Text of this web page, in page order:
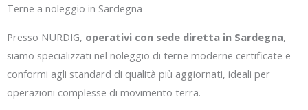
Terne a noleggio in Sardegna
Presso NURDIG, operativi con sede diretta in Sardegna,
siamo specializzati nel noleggio di terne moderne certificate e
conformi agli standard di qualità più aggiornati, ideali per
operazioni complesse di movimento terra.